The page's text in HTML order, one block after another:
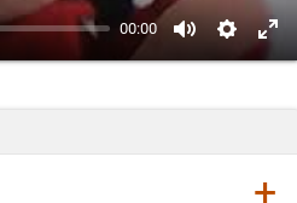
00:00
+